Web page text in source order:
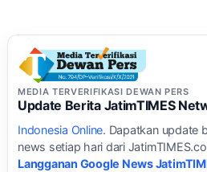
MEDIA TERVERIFIKASI DEWAN PERS
Update Berita JatimTIMES
Indonesia Online. Dapatkan update
news setiap hari dari
Langganan Google News